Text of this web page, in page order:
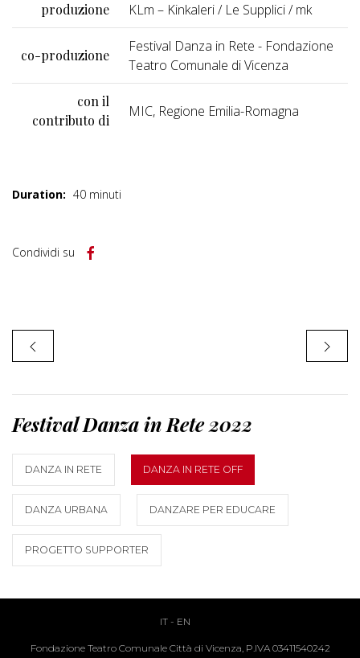
produzione KLm – Kinkaleri / Le Supplici / mk
co-produzione
Festival Danza in Rete - Fondazione
Teatro Comunale di Vicenza
con il
contributo di
MIC, Regione Emilia-Romagna
Duration: 40 minuti
Condividi su
Festival Danza in Rete 2022
DANZA IN RETE DANZA IN RETE OFF
DANZA URBANA DANZARE PER EDUCARE
PROGETTO SUPPORTER
IT - EN
Fondazione Teatro Comunale Città di Vicenza, P.IVA 03411540242